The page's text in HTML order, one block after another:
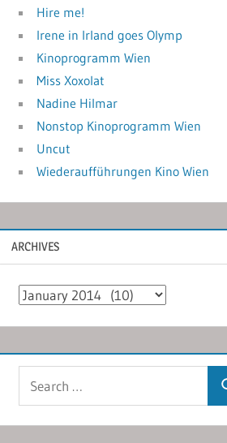
Hire me!
Irene in Irland goes Olymp
Kinoprogramm Wien
Miss Xoxolat
Nadine Hilmar
Nonstop Kinoprogramm Wien
Uncut
Wiederaufführungen Kino Wien
ARCHIVES
Archives